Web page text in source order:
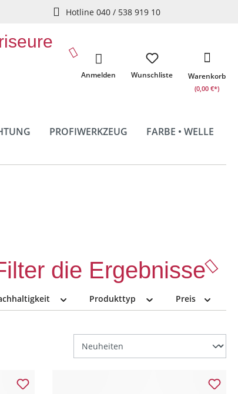
Hotline 040 / 538 919 10
Wunschliste
Anmelden Warenkorb
(0,00 €*)
PROFIWERKZEUG
FARBE • WELLE
die Ergebnisse
Produkttyp Preis